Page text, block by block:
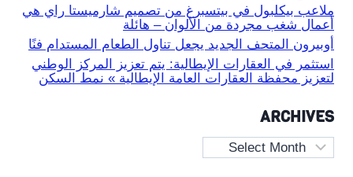
ملاعب بيكلبول في بيتسبرغ من تصميم شارميستا راي هي
أعمال شغب مجردة من الألوان – هائلة
أوبيرون المتحف الجديد يجعل تناول الطعام المستدام فنًا
استثمر في العقارات الإيطالية: يتم تعزيز المركز الوطني
لتعزيز محفظة العقارات العامة الإيطالية » نمط السكن
ARCHIVES
Archives